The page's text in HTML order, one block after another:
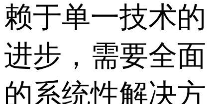
赖于单一技术的
进步，需要全面
的系统性解决方